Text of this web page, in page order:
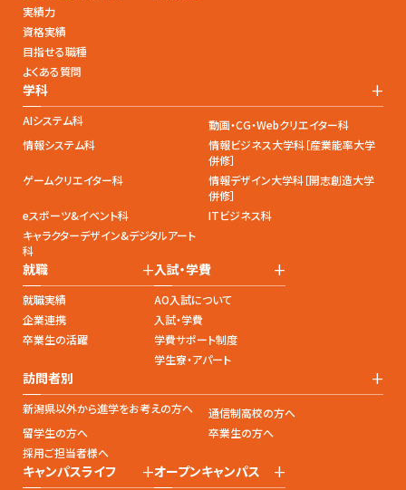
実績力
資格実績
目指せる職種
よくある質問
学科 +
AIシステム科
動画・CG・Webクリエイター科
情報システム科
情報ビジネス大学科［産業能率大学
併修］
ゲームクリエイター科
情報デザイン大学科［開志創造大学
併修］
eスポーツ&イベント科
ITビジネス科
キャラクターデザイン&デジタルアート
科
就職 +
就職実績
企業連携
卒業生の活躍
入試・学費 +
AO入試について
入試・学費
学費サポート制度
学生寮・アパート
訪問者別 +
新潟県以外から進学をお考えの方へ
通信制高校の方へ
留学生の方へ
卒業生の方へ
採用ご担当者様へ
キャンパスライフ +オープンキャンパス +